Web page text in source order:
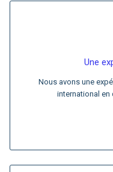
Une
Nous avons une
international